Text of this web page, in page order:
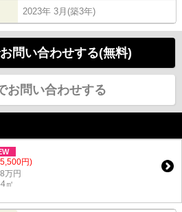
2023年 3月(築3年)
問い合わせする(無料)
お問い合わせする
円)
万円
㎡